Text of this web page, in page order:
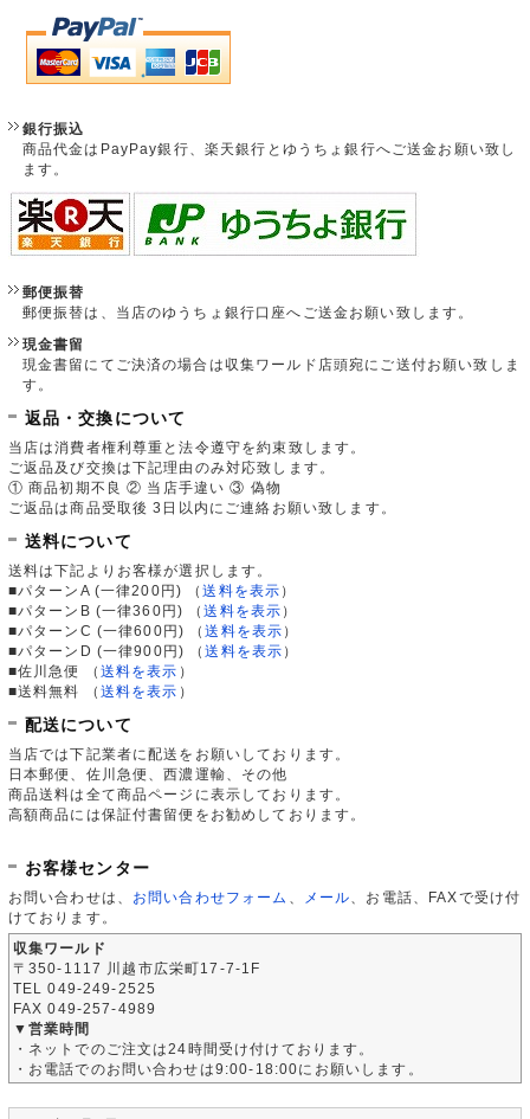
銀行振込
商品代金はPayPay銀行、楽天銀行とゆうちょ銀行へご送金お願い致し
ます。
郵便振替
郵便振替は、当店のゆうちょ銀行口座へご送金お願い致します。
現金書留
現金書留にてご決済の場合は収集ワールド店頭宛にご送付お願い致しま
す。
返品・交換について
当店は消費者権利尊重と法令遵守を約束致します。
ご返品及び交換は下記理由のみ対応致します。
① 商品初期不良 ② 当店手違い ③ 偽物
ご返品は商品受取後 3日以内にご連絡お願い致します。
送料について
送料は下記よりお客様が選択します。
■パターンA (一律200円)
（送料を表示 ）
■パターンB (一律360円)
（送料を表示 ）
■パターンC (一律600円)
（送料を表示 ）
■パターンD (一律900円)
（送料を表示 ）
■佐川急便
（ 送料を表示 ）
■送料無料
（ 送料を表示 ）
配送について
当店では下記業者に配送をお願いしております。
日本郵便、佐川急便、西濃運輸、その他
商品送料は全て商品ページに表示しております。
高額商品には保証付書留便をお勧めしております。
お客様センター
お問い合わせは、 お問い合わせフォーム メール 、お電話、FAXで受け付
けております。
収集ワールド
〒350-1117 川越市広栄町17-7-1F
TEL 049-249-2525
FAX 049-257-4989
▼営業時間
・ネットでのご注文は24時間受け付けております。
・お電話でのお問い合わせは9:00-18:00にお願いします。